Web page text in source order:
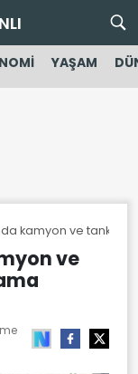
YAŞAM
kamyon ve tanker
ve